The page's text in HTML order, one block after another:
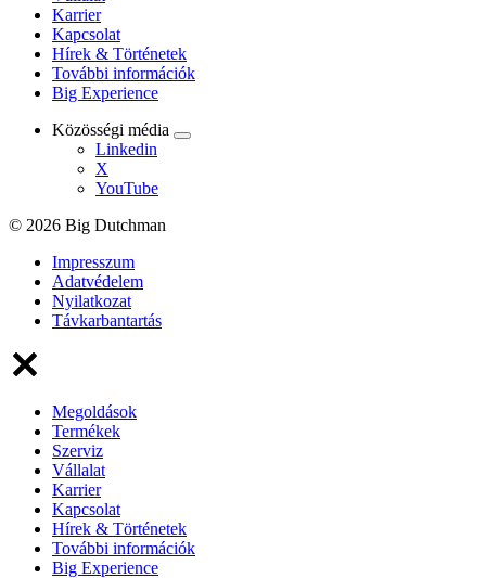
Karrier
Kapcsolat
Hírek & Történetek
További információk
Big Experience
Közösségi média
Linkedin
X
YouTube
© 2026 Big Dutchman
Impresszum
Adatvédelem
Nyilatkozat
Távkarbantartás
Megoldások
Termékek
Szerviz
Vállalat
Karrier
Kapcsolat
Hírek & Történetek
További információk
Big Experience